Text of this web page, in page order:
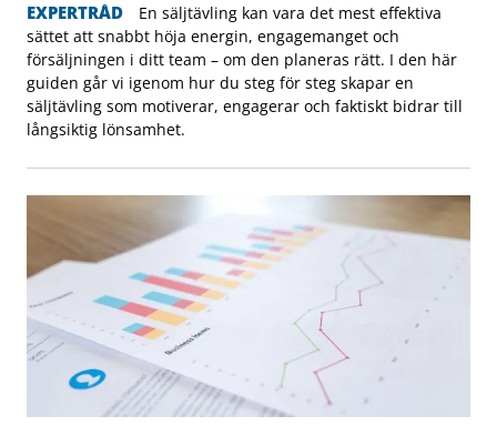
EXPERTRÅD
En säljtävling kan vara det mest effektiva
sättet att snabbt höja energin, engagemanget och
försäljningen i ditt team – om den planeras rätt. I den här
guiden går vi igenom hur du steg för steg skapar en
säljtävling som motiverar, engagerar och faktiskt bidrar till
långsiktig lönsamhet.